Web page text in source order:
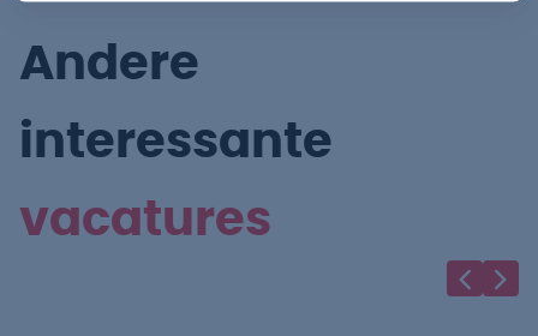
Andere
interessante
vacatures